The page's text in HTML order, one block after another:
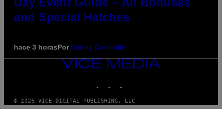
and Special Hatches
hace 3 horasPor Denny Connolly
VICE
MEDIA
© 2026 VICE DIGITAL PUBLISHING, LLC